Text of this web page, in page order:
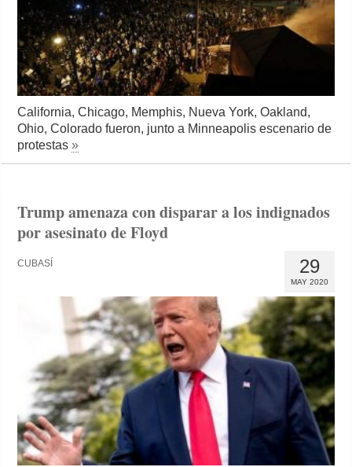
California, Chicago, Memphis, Nueva York, Oakland,
Ohio, Colorado fueron, junto a Minneapolis escenario de
protestas»
Trump amenaza con disparar a los indignados
por asesinato de Floyd
29
MAY 2020
CUBASÍ